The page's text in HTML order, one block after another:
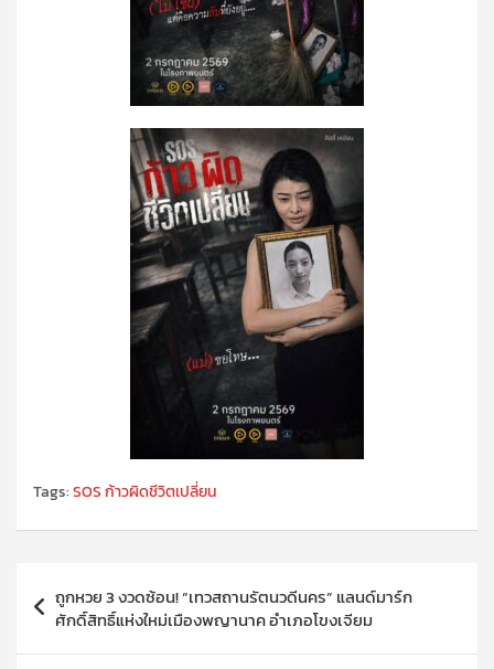
Tags:SOS ก้าวผิดชีวิตเปลี่ยน
เรื่องถูกหวย 3 งวดซ้อน! “เทวสถานรัตนวดีนคร” แลนด์มาร์ก
ศักดิ์สิทธิ์แห่งใหม่เมืองพญานาค อำเภอโขงเจียม